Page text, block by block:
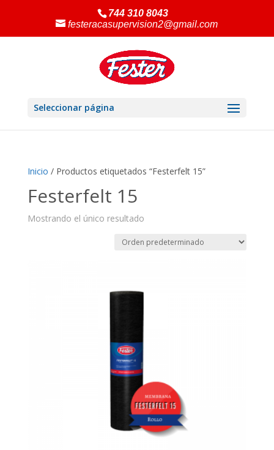
744 310 8043
festeracasupervision2@gmail.com
Seleccionar página
Inicio / Productos etiquetados “Festerfelt 15”
Festerfelt 15
Mostrando el único resultado